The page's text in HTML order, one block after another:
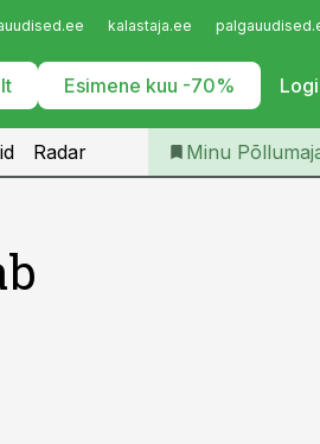
kalastaja.ee
Esimene kuu -70%
Iseteenindus
Telli Põllumajandus
Radar Minu